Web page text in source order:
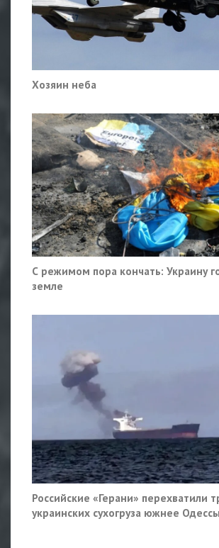
Хозяин неба
С режимом пора кончать: Украину
земле
Российские «Герани» перехватили
украинских сухогруза южнее Одессы